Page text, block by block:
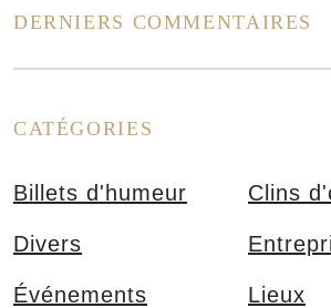
DERNIERS COMMENTAIRES
CATÉGORIES
Billets d'humeur Clins
Divers
Événements Lieux